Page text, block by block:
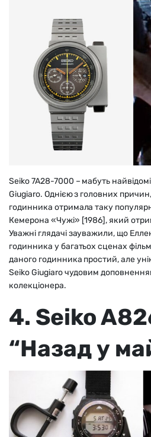
Seiko 7A28-7000 – мабуть
Giugiaro. Однією з головних
годинника отримала таку
Кемерона «Чужі» [1986], який
Уважні глядачі зауважили, що
годинника у багатьох сценах
даного годинника простий, але
Seiko Giugiaro чудовим
колекціонера.
4. Seiko
“Назад у